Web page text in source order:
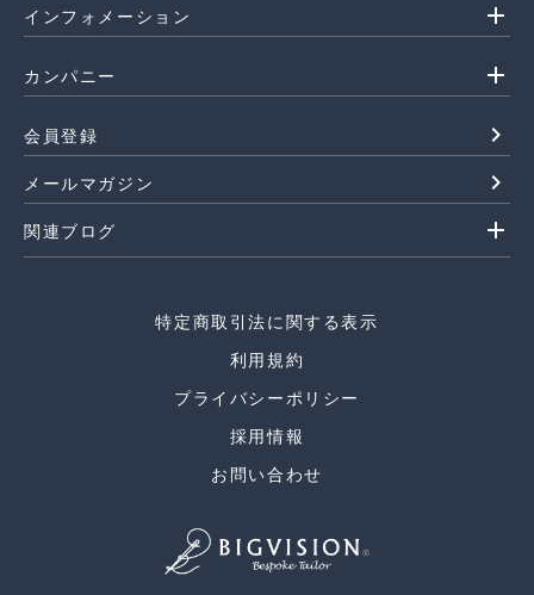
インフォメーション add
カンパニー add
会員登録 navigate_next
メールマガジン navigate_next
関連ブログ add
特定商取引法に関する表示
利用規約
プライバシーポリシー
採用情報
お問い合わせ